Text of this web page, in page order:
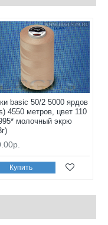
basic 50/2 5000 ярдов
4550 метров, цвет 110
молочный экрю
Купить